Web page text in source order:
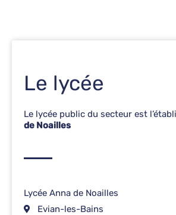
Le lycée
Le lycée public du secteur est
de Noailles
Lycée Anna de Noailles
Evian-les-Bains